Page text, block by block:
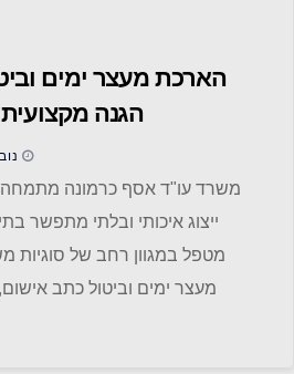
הארכת מעצר ימים
הגנה
נוב 18, 2024
משרד עו"ד אסף כרמונה מתמחה
ייצוג איכותי ובלתי מתפשר
מטפל במגוון רחב של סוגיות
מעצר ימים וביטול כתב אישום,